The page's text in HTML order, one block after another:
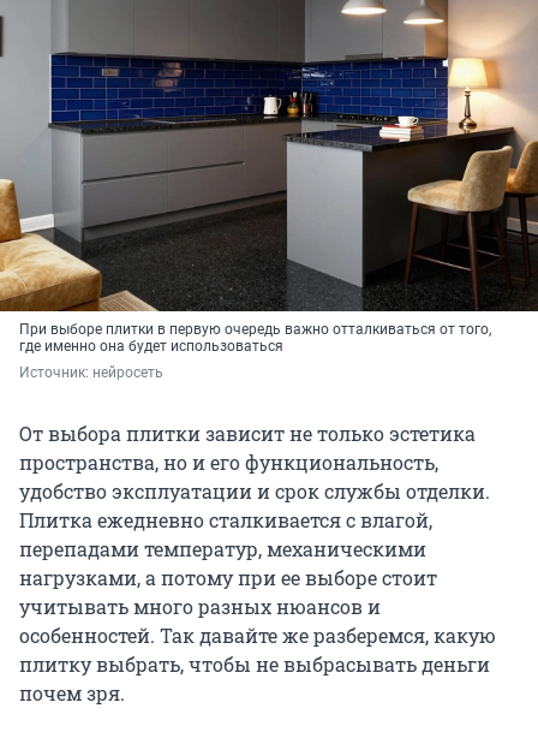
При выборе плитки в первую очередь важно отталкиваться от того,
где именно она будет использоваться
Источник: нейросеть
От выбора плитки зависит не только эстетика
пространства, но и его функциональность,
удобство эксплуатации и срок службы отделки.
Плитка ежедневно сталкивается с влагой,
перепадами температур, механическими
нагрузками, а потому при ее выборе стоит
учитывать много разных нюансов и
особенностей. Так давайте же разберемся, какую
плитку выбрать, чтобы не выбрасывать деньги
почем зря.